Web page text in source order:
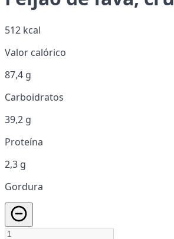
512 kcal
Valor calórico
87,4 g
Carboidratos
39,2 g
Proteína
2,3 g
Gordura